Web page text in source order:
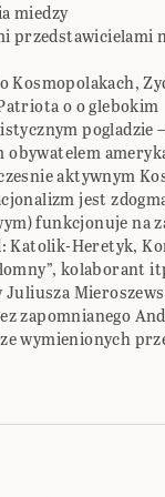
miedzy
przedstawicielami
Kosmopolakach,
o o glebokim
pogladzie
aktywnym
jest
funkcjonuje na
Katolik-Heretyk,
kolaborant
zapomnianego
wymienionych